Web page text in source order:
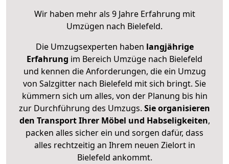
Wir haben mehr als 9 Jahre Erfahrung mit
Umzügen nach Bielefeld.
Die Umzugsexperten haben langjährige
Erfahrung im Bereich Umzüge nach Bielefeld
und kennen die Anforderungen, die ein Umzug
von Salzgitter nach Bielefeld mit sich bringt. Sie
kümmern sich um alles, von der Planung bis hin
zur Durchführung des Umzugs. Sie organisieren
den Transport Ihrer Möbel und Habseligkeiten,
packen alles sicher ein und sorgen dafür, dass
alles rechtzeitig an Ihrem neuen Zielort in
Bielefeld ankommt.